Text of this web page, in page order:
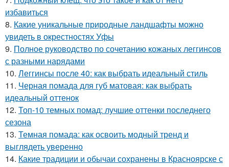
избавиться
8. Какие уникальные природные ландшафты можно
увидеть в окрестностях Уфы
9. Полное руководство по сочетанию кожаных леггинсов
с разными нарядами
10. Леггинсы после 40: как выбрать идеальный стиль
11. Черная помада для губ матовая: как выбрать
идеальный оттенок
12. Топ-10 темных помад: лучшие оттенки последнего
сезона
13. Темная помада: как освоить модный тренд и
выглядеть уверенно
14. Какие традиции и обычаи сохранены в Красноярске с